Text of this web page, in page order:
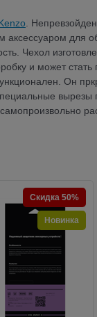
.
для
Чехол
и может
Он
вырезы
Скидка 50%
Новинка